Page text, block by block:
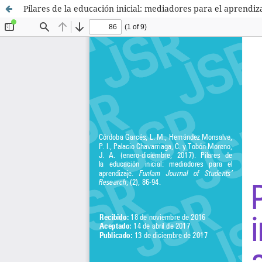
Pilares de la educación inicial: mediadores para el